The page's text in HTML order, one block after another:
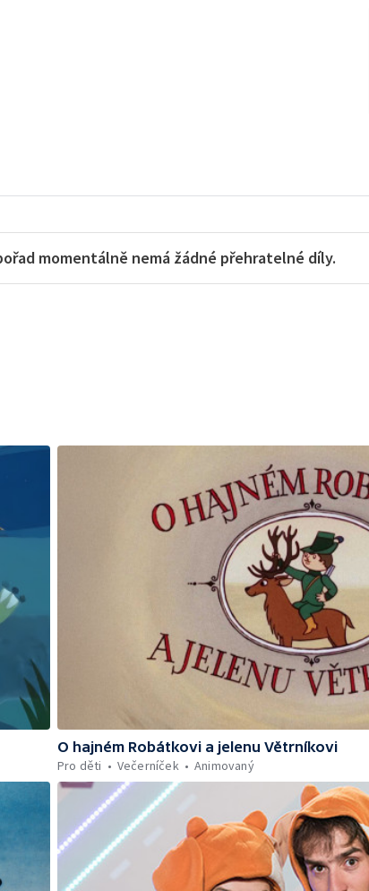
momentálně nemá žádné přehratelné díly.
O hajném Robátkovi a jelenu Větrníkovi
Pro děti
Večerníček Animovaný